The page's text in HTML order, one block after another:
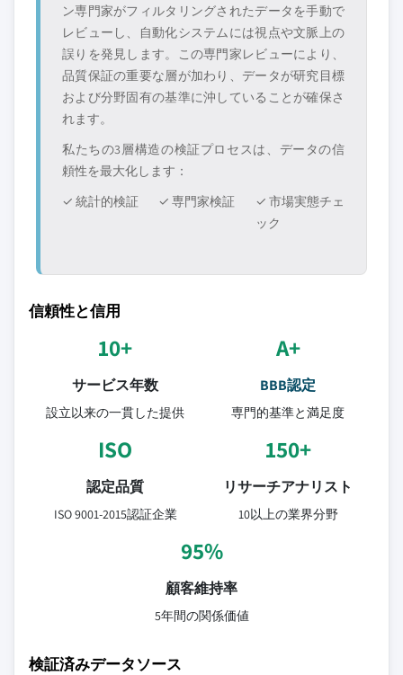
ン専門家がフィルタリングされたデータを手動で
レビューし、自動化システムには視点や文脈上の
誤りを発見します。この専門家レビューにより、
品質保証の重要な層が加わり、データが研究目標
および分野固有の基準に沖していることが確保さ
れます。
私たちの3層構造の検証プロセスは、データの信
頼性を最大化します：
✓ 統計的検証
✓ 専門家検証
✓ 市場実態チェ
ック
信頼性と信用
10+
サービス年数
設立以来の一貫した提供
A+
BBB認定
専門的基準と満足度
ISO
認定品質
ISO 9001-2015認証企業
150+
リサーチアナリスト
10以上の業界分野
95%
顧客維持率
5年間の関係価値
検証済みデータソース